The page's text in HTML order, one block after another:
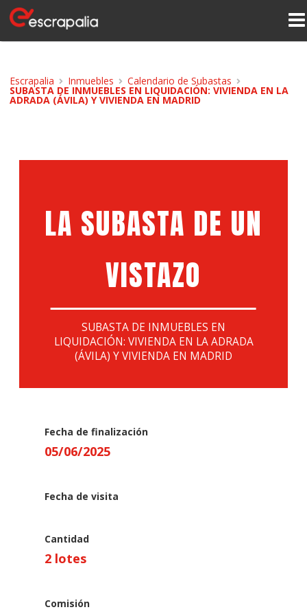
Escrapalia Inmuebles Calendario de Subastas
SUBASTA DE INMUEBLES EN LIQUIDACIÓN: VIVIENDA EN LA
ADRADA (ÁVILA) Y VIVIENDA EN MADRID
LA SUBASTA DE UN
VISTAZO
SUBASTA DE INMUEBLES EN
LIQUIDACIÓN: VIVIENDA EN LA ADRADA
(ÁVILA) Y VIVIENDA EN MADRID
Fecha de finalización
05/06/2025
Fecha de visita
Cantidad
2 lotes
Comisión